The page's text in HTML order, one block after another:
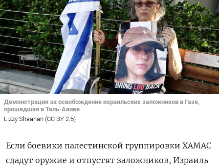
Демонстрация за освобождение израильских заложников в Газе,
прошедшая в Тель-Авиве
Lizzy Shaanan (CC BY 2.5)
Если боевики палестинской группировки ХАМАС
сдадут оружие и отпустят заложников, Израиль